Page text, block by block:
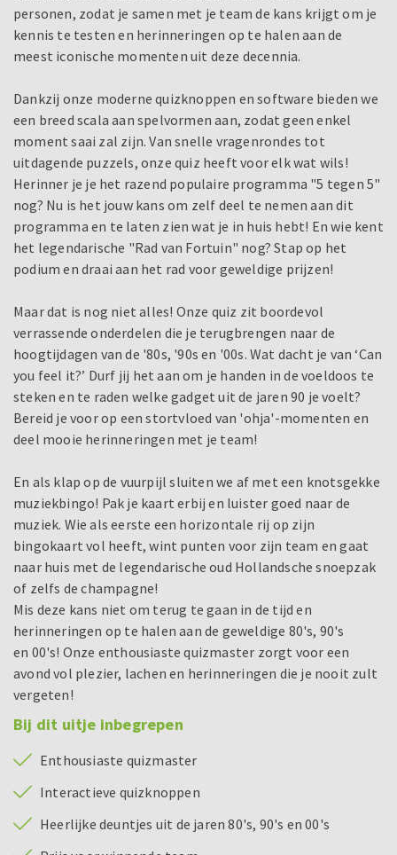
personen, zodat je samen met je team de kans krijgt om je
kennis te testen en herinneringen op te halen aan de
meest iconische momenten uit deze decennia.
Dankzij onze moderne quizknoppen en software bieden we
een breed scala aan spelvormen aan, zodat geen enkel
moment saai zal zijn. Van snelle vragenrondes tot
uitdagende puzzels, onze quiz heeft voor elk wat wils!
Herinner je je het razend populaire programma "5 tegen 5"
nog? Nu is het jouw kans om zelf deel te nemen aan dit
programma en te laten zien wat je in huis hebt! En wie kent
het legendarische "Rad van Fortuin" nog? Stap op het
podium en draai aan het rad voor geweldige prijzen!
Maar dat is nog niet alles! Onze quiz zit boordevol
verrassende onderdelen die je terugbrengen naar de
hoogtijdagen van de '80s, '90s en '00s. Wat dacht je van ‘Can
you feel it?’ Durf jij het aan om je handen in de voeldoos te
steken en te raden welke gadget uit de jaren 90 je voelt?
Bereid je voor op een stortvloed van 'ohja'-momenten en
deel mooie herinneringen met je team!
En als klap op de vuurpijl sluiten we af met een knotsgekke
muziekbingo! Pak je kaart erbij en luister goed naar de
muziek. Wie als eerste een horizontale rij op zijn
bingokaart vol heeft, wint punten voor zijn team en gaat
naar huis met de legendarische oud Hollandsche snoepzak
of zelfs de champagne!
Mis deze kans niet om terug te gaan in de tijd en
herinneringen op te halen aan de geweldige 80's, 90's
en 00's! Onze enthousiaste quizmaster zorgt voor een
avond vol plezier, lachen en herinneringen die je nooit zult
vergeten!
Bij dit uitje inbegrepen
Enthousiaste quizmaster
Interactieve quizknoppen
Heerlijke deuntjes uit de jaren 80's, 90's en 00's